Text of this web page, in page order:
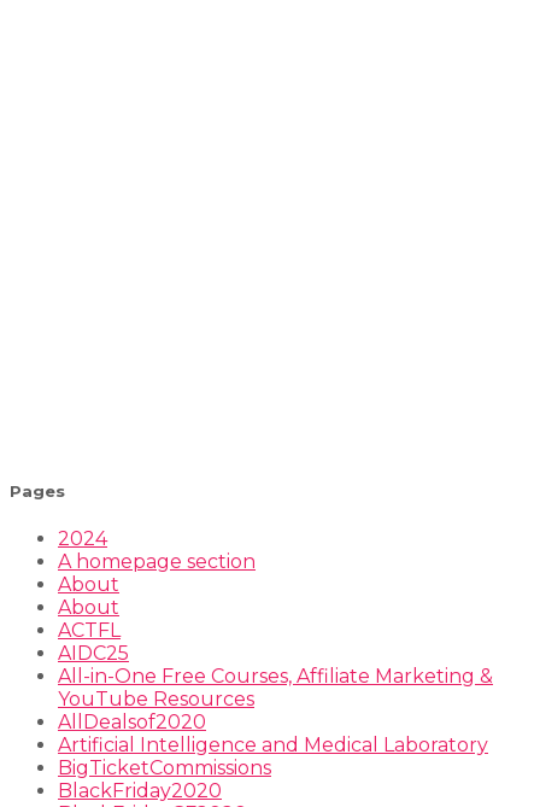
Pages
2024
A homepage section
About
About
ACTFL
AIDC25
All-in-One Free Courses, Affiliate Marketing &
YouTube Resources
AllDealsof2020
Artificial Intelligence and Medical Laboratory
BigTicketCommissions
BlackFriday2020